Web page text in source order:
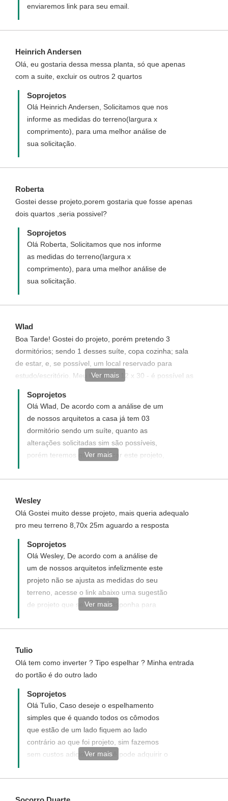
enviaremos link para seu email.
Heinrich Andersen
Olá, eu gostaria dessa messa planta, só que apenas
com a suite, excluir os outros 2 quartos
Soprojetos
Olá Heinrich Andersen, Solicitamos que nos
informe as medidas do terreno(largura x
comprimento), para uma melhor análise de
sua solicitação.
Roberta
Gostei desse projeto,porem gostaria que fosse apenas
dois quartos ,seria possivel?
Soprojetos
Olá Roberta, Solicitamos que nos informe
as medidas do terreno(largura x
comprimento), para uma melhor análise de
sua solicitação.
Wlad
Boa Tarde! Gostei do projeto, porém pretendo 3
dormitórios; sendo 1 desses suíte, copa cozinha; sala
de estar, e, se possível, um local reservado para
estudo/escritório. Meu terreno é 12 x 30 - é possível as
alterações acima
Ver mais
Soprojetos
Olá Wlad, De acordo com a análise de um
de nossos arquitetos a casa já tem 03
dormitório sendo um suíte, quanto as
alterações solicitadas sim são possíveis,
porém teremos que modificar este projeto,
enviaremos uma proposta informando com
como adquirir este projeto com
modificações solicitadas. Disponha para
quaisquer dúvida, será um prazer ter você
como um de nossos clientes.
Ver mais
Wesley
Olá Gostei muito desse projeto, mais queria adequalo
pro meu terreno 8,70x 25m aguardo a resposta
Soprojetos
Olá Wesley, De acordo com a análise de
um de nossos arquitetos infelizmente este
projeto não se ajusta as medidas do seu
terreno, acesse o link abaixo uma sugestão
de projeto que se ajusta. Disponha para
como um de nossos clientes.
casas/planta-de-casa-terrea-3-quartos-cod-
138
Ver mais
Tulio
Olá tem como inverter ? Tipo espelhar ? Minha entrada
do portão é do outro lado
Soprojetos
Olá Tulio, Caso deseje o espelhamento
simples que é quando todos os cômodos
que estão de um lado fiquem ao lado
contrário ao que foi projeto, sim fazemos
sem custos adicionais, você pode adquirir o
aquisição no confirmar que deseja receber
Ver mais